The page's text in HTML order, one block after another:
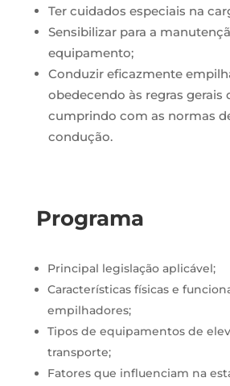
Ter cuidados especiais na
Sensibilizar para a
equipamento;
Conduzir eficazmente
obedecendo às regras gerais
cumprindo com as normas
condução.
Programa
Principal legislação aplicável;
Características físicas e
empilhadores;
Tipos de equipamentos de
transporte;
Fatores que influenciam na